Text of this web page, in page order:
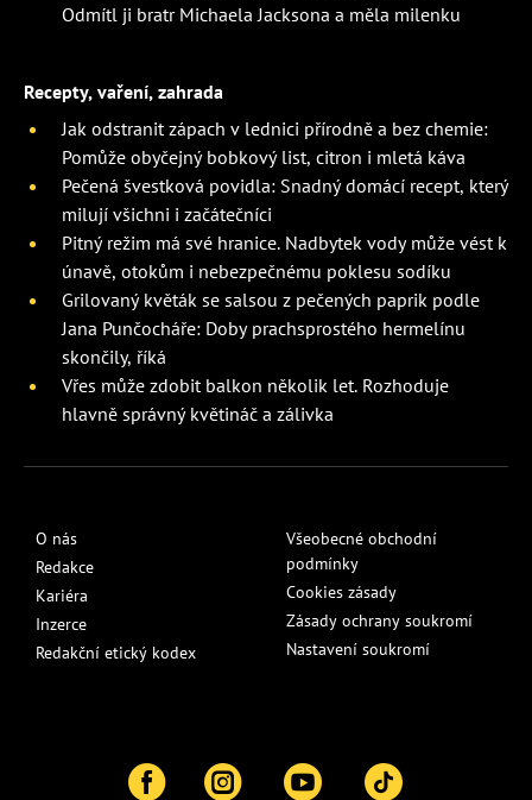
Odmítl ji bratr Michaela Jacksona a měla milenku
Recepty, vaření, zahrada
Jak odstranit zápach v lednici přírodně a bez chemie:
Pomůže obyčejný bobkový list, citron i mletá káva
Pečená švestková povidla: Snadný domácí recept, který
milují všichni i začátečníci
Pitný režim má své hranice. Nadbytek vody může vést k
únavě, otokům i nebezpečnému poklesu sodíku
Grilovaný květák se salsou z pečených paprik podle
Jana Punčocháře: Doby prachsprostého hermelínu
skončily, říká
Vřes může zdobit balkon několik let. Rozhoduje
hlavně správný květináč a zálivka
O nás
Redakce
Kariéra
Inzerce
Redakční etický kodex
Všeobecné obchodní
podmínky
Cookies zásady
Zásady ochrany soukromí
Nastavení soukromí